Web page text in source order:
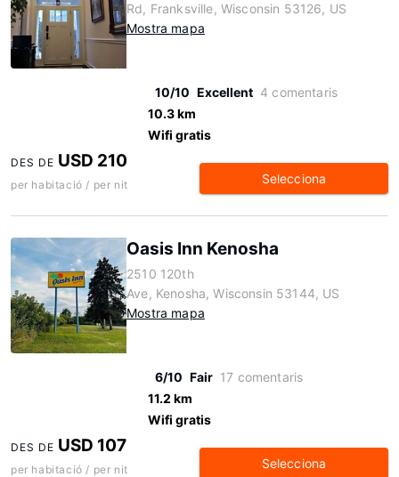
Rd, Franksville, Wisconsin 53126, US
Mostra mapa
10/10 Excellent 4 comentaris
10.3 km
Wifi gratis
DES DE USD 210
per habitació / per nit Selecciona
Oasis Inn Kenosha
2510 120th
Ave, Kenosha, Wisconsin 53144, US
Mostra mapa
6/10 Fair 17 comentaris
11.2 km
Wifi gratis
DES DE USD 107
per habitació / per nit Selecciona